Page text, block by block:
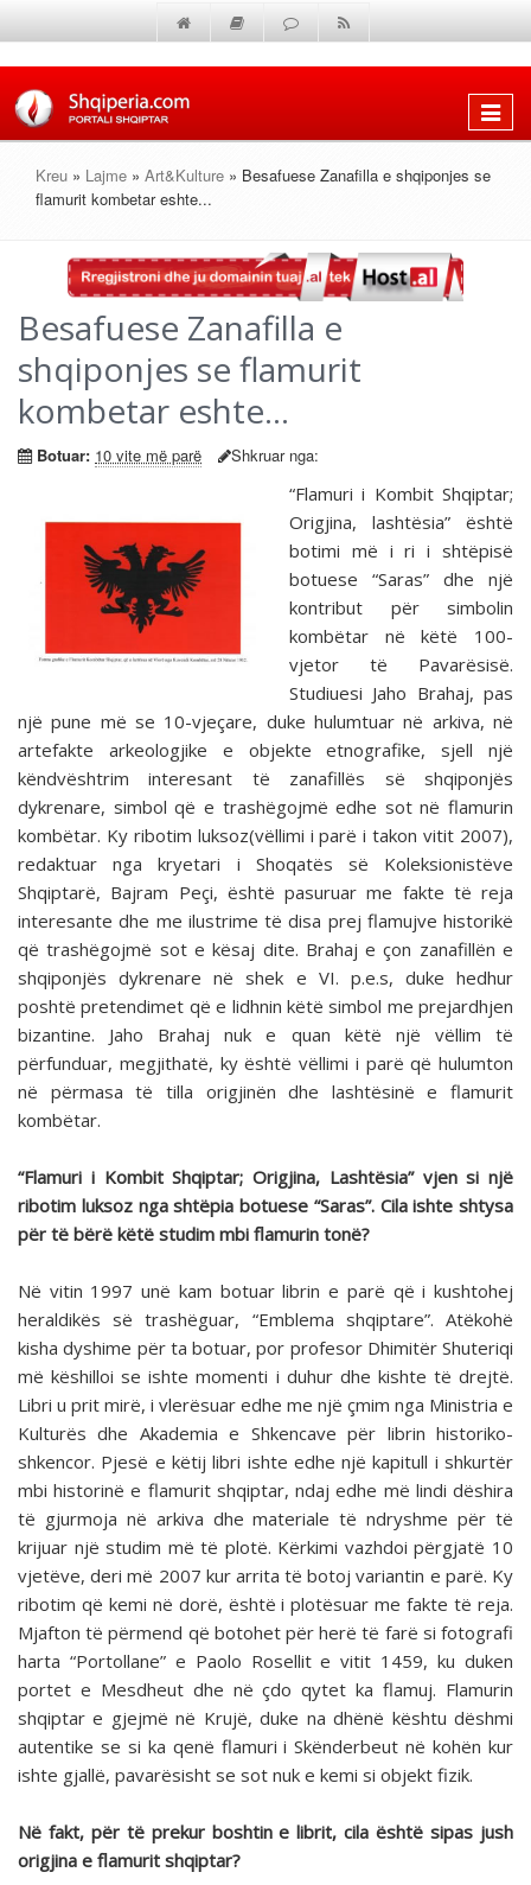
Shfaq
Kreu » Lajme » Art&Kulture » Besafuese Zanafilla e shqiponjes se
flamurit kombetar eshte...
Besafuese Zanafilla e
shqiponjes se flamurit
kombetar eshte...
Botuar: 10 vite më parë Shkruar nga:
“Flamuri i Kombit Shqiptar;
Origjina, lashtësia” është
botimi më i ri i shtëpisë
botuese “Saras” dhe një
kontribut për simbolin
kombëtar në këtë 100-
vjetor të Pavarësisë.
Studiuesi Jaho Brahaj, pas
një pune më se 10-vjeçare, duke hulumtuar në arkiva, në
artefakte arkeologjike e objekte etnografike, sjell një
këndvështrim interesant të zanafillës së shqiponjës
dykrenare, simbol që e trashëgojmë edhe sot në flamurin
kombëtar. Ky ribotim luksoz(vëllimi i parë i takon vitit 2007),
redaktuar nga kryetari i Shoqatës së Koleksionistëve
Shqiptarë, Bajram Peçi, është pasuruar me fakte të reja
interesante dhe me ilustrime të disa prej flamujve historikë
që trashëgojmë sot e kësaj dite. Brahaj e çon zanafillën e
shqiponjës dykrenare në shek e VI. p.e.s, duke hedhur
poshtë pretendimet që e lidhnin këtë simbol me prejardhjen
bizantine. Jaho Brahaj nuk e quan këtë një vëllim të
përfunduar, megjithatë, ky është vëllimi i parë që hulumton
në përmasa të tilla origjinën dhe lashtësinë e flamurit
kombëtar.
“Flamuri i Kombit Shqiptar; Origjina, Lashtësia” vjen si një
ribotim luksoz nga shtëpia botuese “Saras”. Cila ishte shtysa
për të bërë këtë studim mbi flamurin tonë?
Në vitin 1997 unë kam botuar librin e parë që i kushtohej
heraldikës së trashëguar, “Emblema shqiptare”. Atëkohë
kisha dyshime për ta botuar, por profesor Dhimitër Shuteriqi
më këshilloi se ishte momenti i duhur dhe kishte të drejtë.
Libri u prit mirë, i vlerësuar edhe me një çmim nga Ministria e
Kulturës dhe Akademia e Shkencave për librin historiko-
shkencor. Pjesë e këtij libri ishte edhe një kapitull i shkurtër
mbi historinë e flamurit shqiptar, ndaj edhe më lindi dëshira
të gjurmoja në arkiva dhe materiale të ndryshme për të
krijuar një studim më të plotë. Kërkimi vazhdoi përgjatë 10
vjetëve, deri më 2007 kur arrita të botoj variantin e parë. Ky
ribotim që kemi në dorë, është i plotësuar me fakte të reja.
Mjafton të përmend që botohet për herë të farë si fotografi
harta “Portollane” e Paolo Rosellit e vitit 1459, ku duken
portet e Mesdheut dhe në çdo qytet ka flamuj. Flamurin
shqiptar e gjejmë në Krujë, duke na dhënë kështu dëshmi
autentike se si ka qenë flamuri i Skënderbeut në kohën kur
ishte gjallë, pavarësisht se sot nuk e kemi si objekt fizik.
Në fakt, për të prekur boshtin e librit, cila është sipas jush
origjina e flamurit shqiptar?